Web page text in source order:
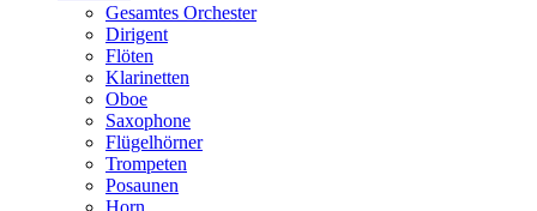
Gesamtes Orchester
Dirigent
Flöten
Klarinetten
Oboe
Saxophone
Flügelhörner
Trompeten
Posaunen
Horn